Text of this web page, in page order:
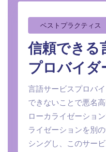
ベストプラクティス
信頼できる
プロバイダ
言語サービスプロバ
できないことで悪名
ローカライゼーショ
ライゼーションを別
シングし、このサー